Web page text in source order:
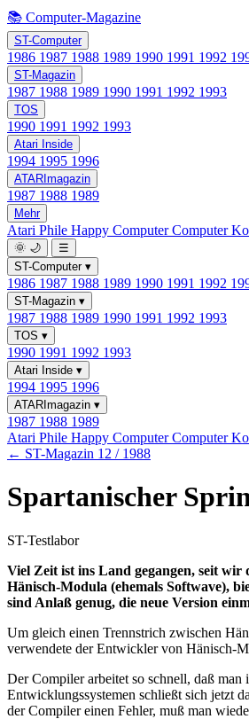
📚 Computer-Magazine
ST-Computer
1986 1987 1988 1989 1990 1991 1992
ST-Magazin
1987 1988 1989 1990 1991 1992 1993
TOS
1990 1991 1992 1993
Atari Inside
1994 1995 1996
ATARImagazin
1987 1988 1989
Mehr
Atari Phile Happy ComputerComputer
🌞 🌙
☰
ST-Computer ▾
1986 1987 1988 1989 1990 1991 1992
ST-Magazin ▾
1987 1988 1989 1990 1991 1992 1993
TOS ▾
1990 1991 1992 1993
Atari Inside ▾
1994 1995 1996
ATARImagazin ▾
1987 1988 1989
Atari Phile Happy ComputerComputer
← ST-Magazin 12 / 1988
Spartanischer
ST-Testlabor
Viel Zeit ist ins Land gegangen, seit wir
Hänisch-Modula (ehemals Softwave),
sind Anlaß genug, die neue Version
Um gleich einen Trennstrich zwischen
verwendete der Entwickler von Hänisch-
Der Compiler arbeitet so schnell, daß
Entwicklungssystemen schließt sich jetzt
der Compiler einen Fehler, muß man